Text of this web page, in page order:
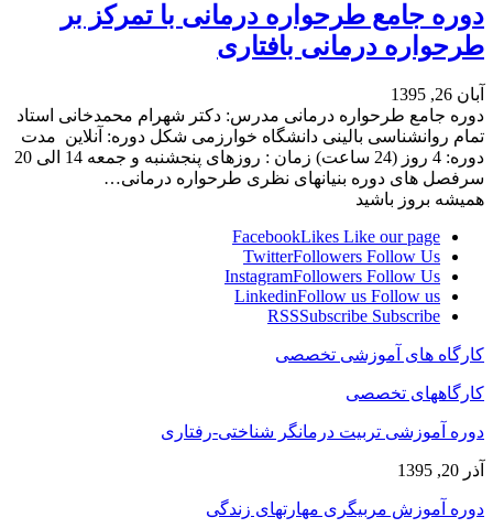
دوره جامع طرحواره درمانی با تمرکز بر
طرحواره درمانی بافتاری
آبان 26, 1395
دوره جامع طرحواره درمانی مدرس: دکتر شهرام محمدخانی استاد
تمام روانشناسی بالینی دانشگاه خوارزمی شکل دوره: آنلاین مدت
دوره: 4 روز (24 ساعت) زمان : روزهای پنجشنبه و جمعه 14 الی 20
سرفصل های دوره بنيانهاى نظرى طرحواره درمانی…
همیشه بروز باشید
FacebookLikes Like our page
TwitterFollowers Follow Us
InstagramFollowers Follow Us
LinkedinFollow us Follow us
RSSSubscribe Subscribe
کارگاه های آموزشی تخصصی
کارگاههای تخصصی
دوره آموزشی تربیت درمانگر شناختی-رفتاری
آذر 20, 1395
دوره آموزش مربیگری مهارتهای زندگی